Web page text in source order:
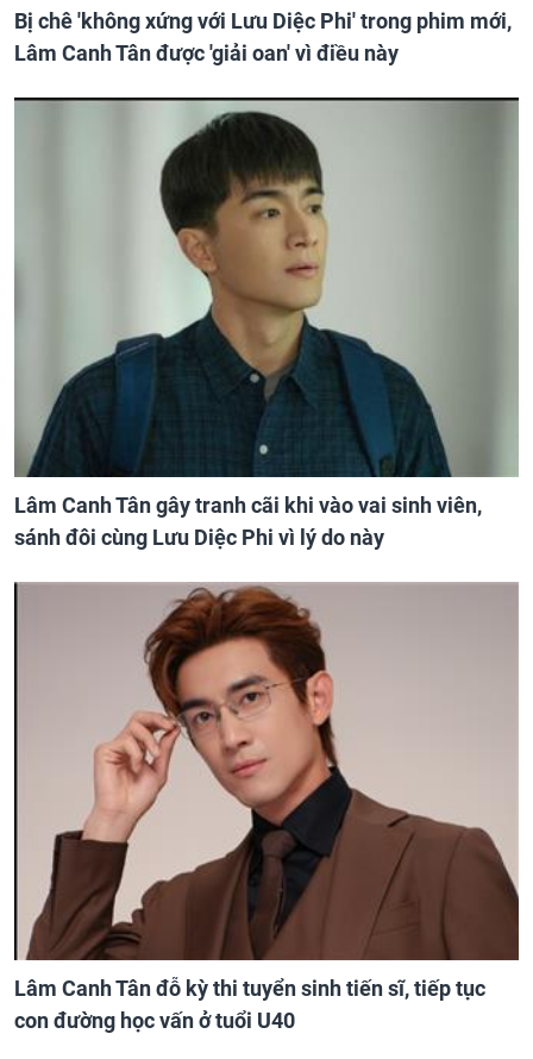
Bị chê 'không xứng với Lưu Diệc Phi' trong phim mới,
Lâm Canh Tân được 'giải oan' vì điều này
Lâm Canh Tân gây tranh cãi khi vào vai sinh viên,
sánh đôi cùng Lưu Diệc Phi vì lý do này
Lâm Canh Tân đỗ kỳ thi tuyển sinh tiến sĩ, tiếp tục
con đường học vấn ở tuổi U40